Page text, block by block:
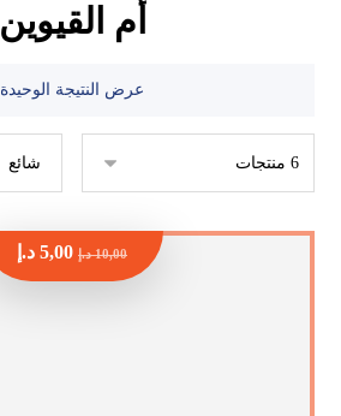
أم القيوين
عرض النتيجة الوحيدة
10,00 د.إ 5,00 د.إ